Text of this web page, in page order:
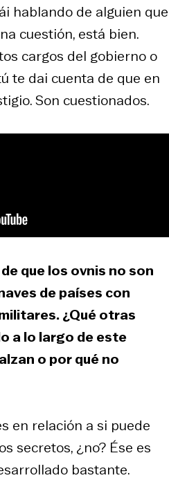
hablando de alguien que
cuestión, está bien.
cargos del gobierno o
te dai cuenta de que en
Son cuestionados.
que los ovnis no son
de países con
¿Qué otras
a lo largo de este
o por qué no
en relación a si puede
secretos, ¿no? Ése es
bastante.